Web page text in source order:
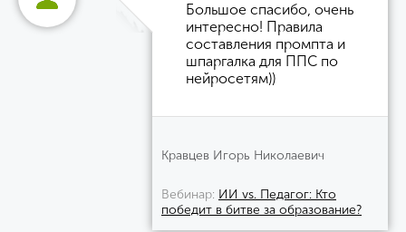
Большое спасибо, очень
интересно! Правила
составления промпта и
шпаргалка для ППС по
нейросетям))
Кравцев Игорь Николаевич
Вебинар ИИ vs. Педагог: Кто
победит в битве за образование?